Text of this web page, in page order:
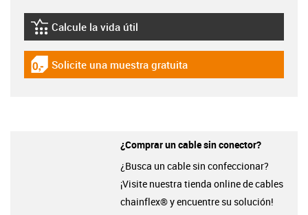
igus-icon-lebensdauerrechner
Calcule la vida útil
igus-icon-gratismuster
Solicite una muestra gratuita
¿Comprar un cable sin conector?
¿Busca un cable sin confeccionar?
¡Visite nuestra tienda online de cables
chainflex® y encuentre su solución!